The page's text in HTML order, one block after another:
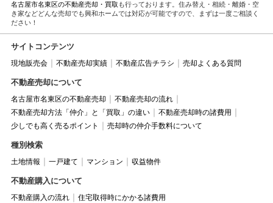
名古屋市名東区の不動産売却・買取 も行っております。住み替え・相続・離婚・空
き家などどんな売却でも興和ホームでは対応が可能ですので、まずは一度ご相談く
ださい！
サイトコンテンツ
現地販売会 不動産売却実績 不動産広告チラシ 売却よくある質問
不動産売却について
名古屋市名東区の不動産売却
不動産売却の流れ
不動産売却方法「仲介」と「買取」の違い
不動産売却時の諸費用
少しでも高く売るポイント
売却時の仲介手数料について
種別検索
土地情報 一戸建て マンション 収益物件
不動産購入について
不動産購入の流れ 住宅取得時にかかる諸費用